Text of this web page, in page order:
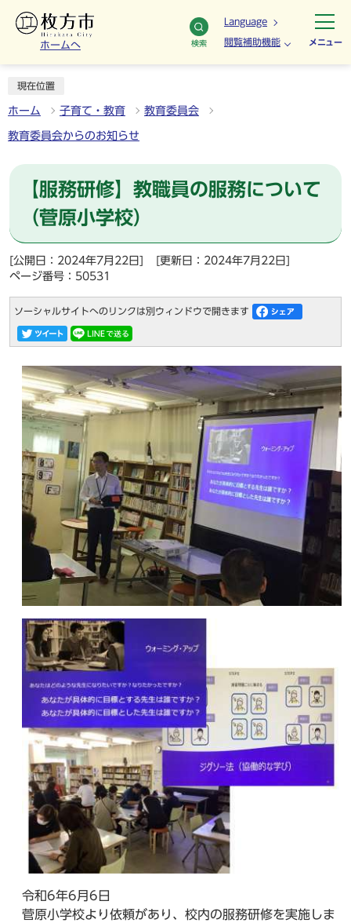
ホームへ 検索
Language
閲覧補助機能 メニュー
現在位置
ホーム 子育て・教育 教育委員会
教育委員会からのお知らせ
【服務研修】教職員の服務について
（菅原小学校）
[公開日：2024年7月22日]
[更新日：2024年7月22日]
ページ番号：50531
ソーシャルサイトへのリンクは別ウィンドウで開きます
令和6年6月6日
菅原小学校より依頼があり、校内の服務研修を実施しま